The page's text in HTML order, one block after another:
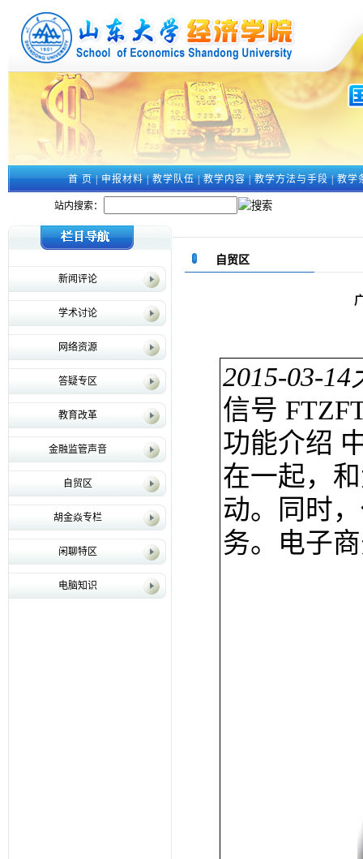
首 页|申报材料|教学队伍|教学内容|教学方法与手段|教学
站内搜索：
新闻评论
学术讨论
网络资源
答疑专区
教育改革
金融监管声音
自贸区
胡金焱专栏
闲聊特区
电脑知识
自贸区
2015-03-14
信号
功能介绍
在一起，
动。同时
务。电子